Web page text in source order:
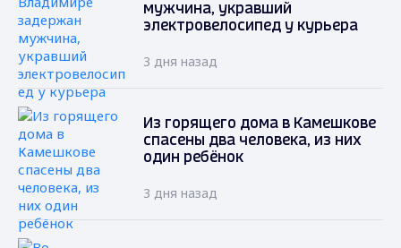
мужчина, укравший
электровелосипед у курьера
3 дня назад
Из горящего дома в Камешкове
спасены два человека, из них
один ребёнок
3 дня назад